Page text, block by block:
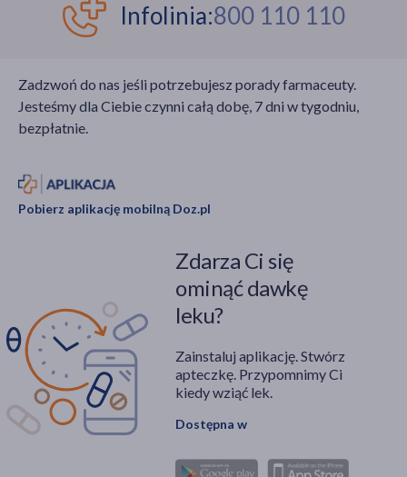
Wśród chorób
zakaźnych, które
turystów, ważne
miejsce zajmuje infekcja
wywoływana przez
Skuteczne szczepienie
na dur brzuszny
i pozwala uniknąć ciężkich
powikłań
ogólnoustrojowych. W
poniższym opracowaniu
szczegółowo
analizujemy aspekty
medyczne, logistyczne
Infolinia:800 110 110
Zadzwoń do nas jeśli potrzebujesz porady farmaceuty.
Jesteśmy dla Ciebie czynni całą dobę, 7 dni w tygodniu,
bezpłatnie.
Pobierz aplikację mobilną Doz.pl
Zdarza Ci się
ominąć dawkę
leku?
Zainstaluj aplikację. Stwórz
apteczkę. Przypomnimy Ci
kiedy wziąć lek.
Dostępna w